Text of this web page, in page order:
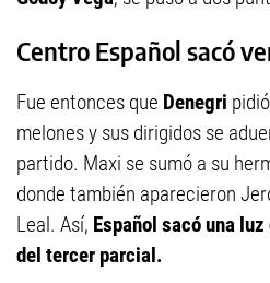
Centro Español sacó
Fue entonces que Denegri
melones y sus dirigidos se
partido. Maxi se sumó a su
donde también aparecieron
Leal. Así, Español sacó una
del tercer parcial.